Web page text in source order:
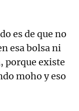
es de que no
esa bolsa ni
porque existe
moho y eso